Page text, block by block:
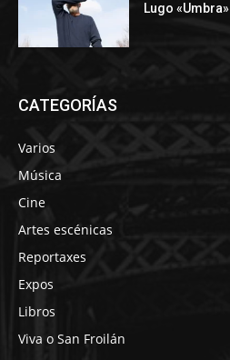
Lugo «Umbra»
CATEGORÍAS
Varios
Música
Cine
Artes escénicas
Reportaxes
Expos
Libros
Viva o San Froilán